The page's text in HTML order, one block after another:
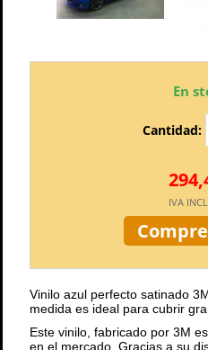
En
Cantidad:
IVA
Vinilo azul perfecto satinado
medida es ideal para cubrir
Este vinilo, fabricado por 3M
en el mercado. Gracias a su